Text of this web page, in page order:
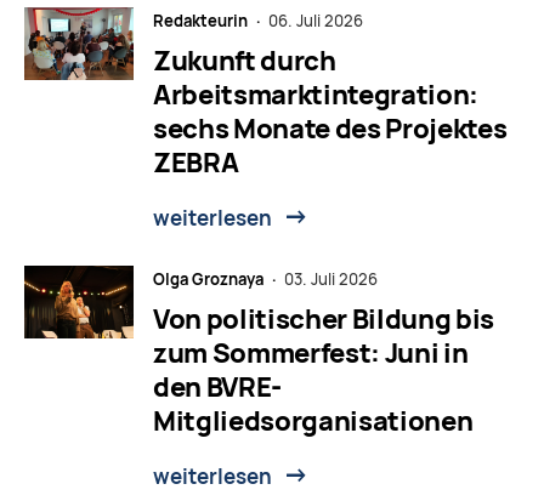
Redakteurin · 06. Juli 2026
Zukunft durch
Arbeitsmarktintegration:
sechs Monate des Projektes
ZEBRA
weiterlesen
Olga Groznaya · 03. Juli 2026
Von politischer Bildung bis
zum Sommerfest: Juni in
den BVRE-
Mitgliedsorganisationen
weiterlesen